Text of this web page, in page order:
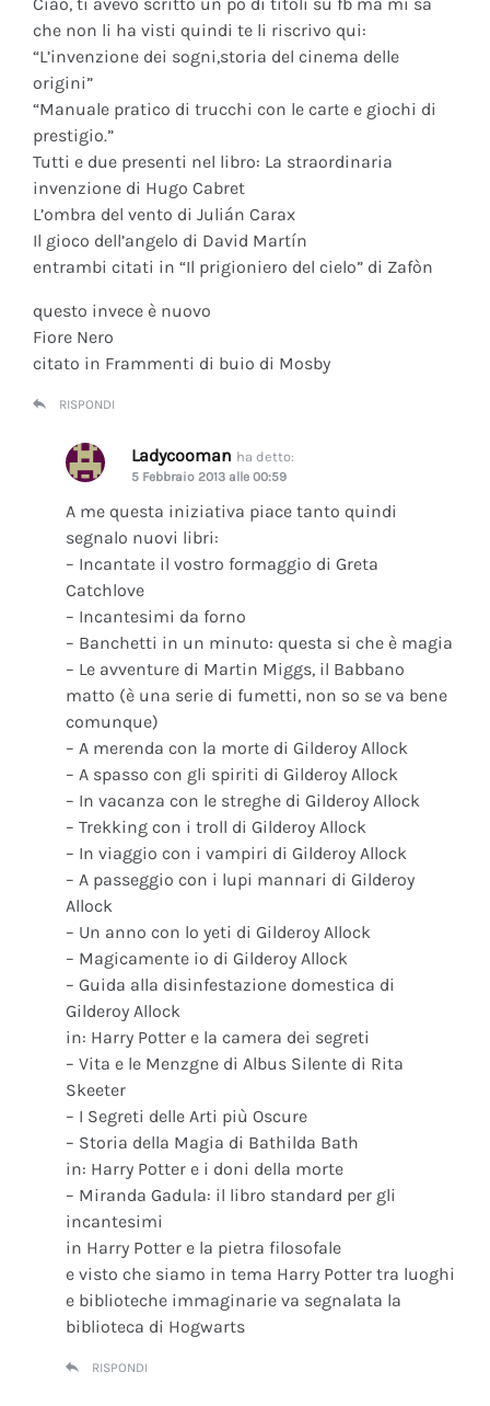
che non li ha visti quindi te li riscrivo qui:
“L’invenzione dei sogni,storia del cinema delle
origini”
“Manuale pratico di trucchi con le carte e giochi di
prestigio.”
Tutti e due presenti nel libro: La straordinaria
invenzione di Hugo Cabret
L’ombra del vento di Julián Carax
Il gioco dell’angelo di David Martín
entrambi citati in “Il prigioniero del cielo” di Zafòn
questo invece è nuovo
Fiore Nero
citato in Frammenti di buio di Mosby
RISPONDI
Ladycooman ha detto:
5 Febbraio 2013 alle 00:59
A me questa iniziativa piace tanto quindi
segnalo nuovi libri:
– Incantate il vostro formaggio di Greta
Catchlove
– Incantesimi da forno
– Banchetti in un minuto: questa si che è magia
– Le avventure di Martin Miggs, il Babbano
matto (è una serie di fumetti, non so se va bene
comunque)
– A merenda con la morte di Gilderoy Allock
– A spasso con gli spiriti di Gilderoy Allock
– In vacanza con le streghe di Gilderoy Allock
– Trekking con i troll di Gilderoy Allock
– In viaggio con i vampiri di Gilderoy Allock
– A passeggio con i lupi mannari di Gilderoy
Allock
– Un anno con lo yeti di Gilderoy Allock
– Magicamente io di Gilderoy Allock
– Guida alla disinfestazione domestica di
Gilderoy Allock
in: Harry Potter e la camera dei segreti
– Vita e le Menzgne di Albus Silente di Rita
Skeeter
– I Segreti delle Arti più Oscure
– Storia della Magia di Bathilda Bath
in: Harry Potter e i doni della morte
– Miranda Gadula: il libro standard per gli
incantesimi
in Harry Potter e la pietra filosofale
e visto che siamo in tema Harry Potter tra luoghi
e biblioteche immaginarie va segnalata la
biblioteca di Hogwarts
RISPONDI